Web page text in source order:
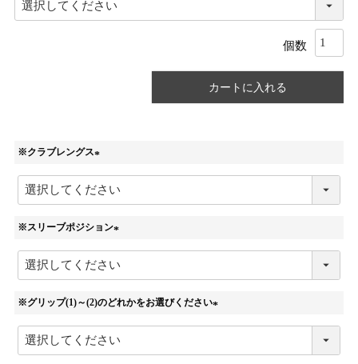
カートに入れる
※クラブレングス
(
必
須
)
※スリーブポジション
(
必
須
)
※グリップ(1)～(2)のどれかをお選びください
(
須